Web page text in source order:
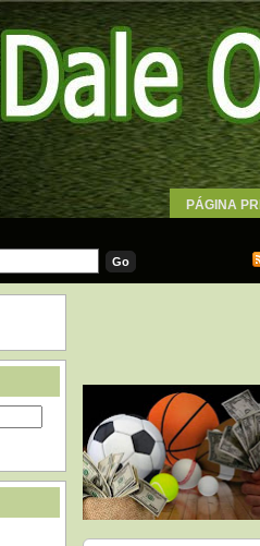
PÁGINA